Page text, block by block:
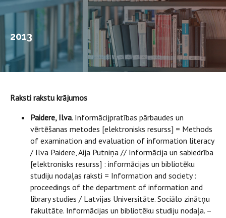
2013
Raksti rakstu krājumos
Paidere, Ilva. Informācijpratības pārbaudes un
vērtēšanas metodes [elektronisks resurss] = Methods
of examination and evaluation of information literacy
/ Ilva Paidere, Aija Putniņa // Informācija un sabiedrība
[elektronisks resurss] : informācijas un bibliotēku
studiju nodaļas raksti = Information and society :
proceedings of the department of information and
library studies / Latvijas Universitāte. Sociālo zinātņu
fakultāte. Informācijas un bibliotēku studiju nodaļa. –